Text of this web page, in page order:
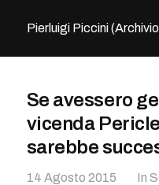
Pierluigi Piccini
Se avessero
vicenda
sarebbe
14 Agosto 2015 In